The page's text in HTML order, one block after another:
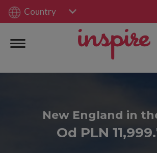
Country
New England in
Od PLN